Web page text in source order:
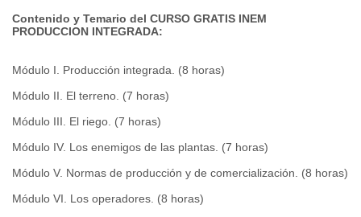
Contenido y Temario del CURSO GRATIS INEM
PRODUCCION INTEGRADA:
Módulo I. Producción integrada. (8 horas)
Módulo II. El terreno. (7 horas)
Módulo III. El riego. (7 horas)
Módulo IV. Los enemigos de las plantas. (7 horas)
Módulo V. Normas de producción y de comercialización. (8 horas)
Módulo VI. Los operadores. (8 horas)